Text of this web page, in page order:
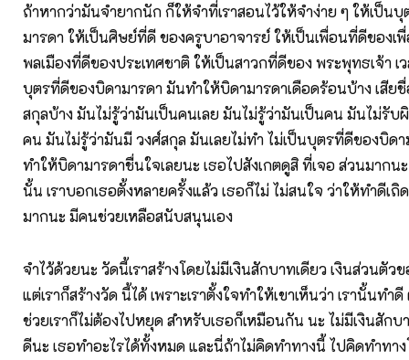
ถ้าหากว่ามันจำยากนัก ก็ให้จำที่เราสอนไว้ให้จำง่าย ๆ ให้เป็น
มารดา ให้เป็นศิษย์ที่ดี ของครูบาอาจารย์ ให้เป็นเพื่อนที่ดีของเ
พลเมืองที่ดีของประเทศชาติ ให้เป็นสาวกที่ดีของ พระพุทธเจ้า เ
บุตรที่ดีของบิดามารดา มันทำให้บิดามารดาเดือดร้อนบ้าง เสีย
สกุลบ้าง มันไม่รู้ว่ามันเป็นคนเลย มันไม่รู้ว่ามันเป็นคน มันไม่รับ
คน มันไม่รู้ว่ามันมี วงศ์สกุล มันเลยไม่ทำ ไม่เป็นบุตรที่ดีของบิดา
ทำให้บิดามารดาชื่นใจเลยนะ เธอไปสังเกตดูสิ ที่เจอ ส่วนมากน
นั้น เราบอกเธอตั้งหลายครั้งแล้ว เธอก็ไม่ ไม่สนใจ ว่าให้ทำดีเ
มากนะ มีคนช่วยเหลือสนับสนุนเอง
จำไว้ด้วยนะ วัดนี้เราสร้างโดยไม่มีเงินสักบาทเดียว เงินส่วนตัว
แต่เราก็สร้างวัด นี้ได้ เพราะเราตั้งใจทำให้เขาเห็นว่า เรานั้นทำ
ช่วยเราก็ไม่ต้องไปหยุด สำหรับเธอก็เหมือนกัน นะ ไม่มีเงินสัก
ดีนะ เธอทำอะไรได้ทั้งหมด และนี่ถ้าไม่คิดทำทางนี้ ไปคิดทำทา